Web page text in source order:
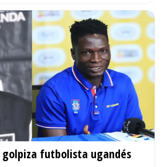
futbolista ugandés